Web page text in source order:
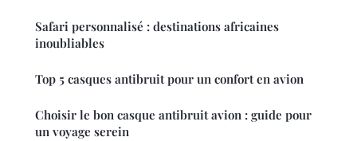
Safari personnalisé : destinations africaines
inoubliables
Top 5 casques antibruit pour un confort en avion
Choisir le bon casque antibruit avion : guide pour
un voyage serein